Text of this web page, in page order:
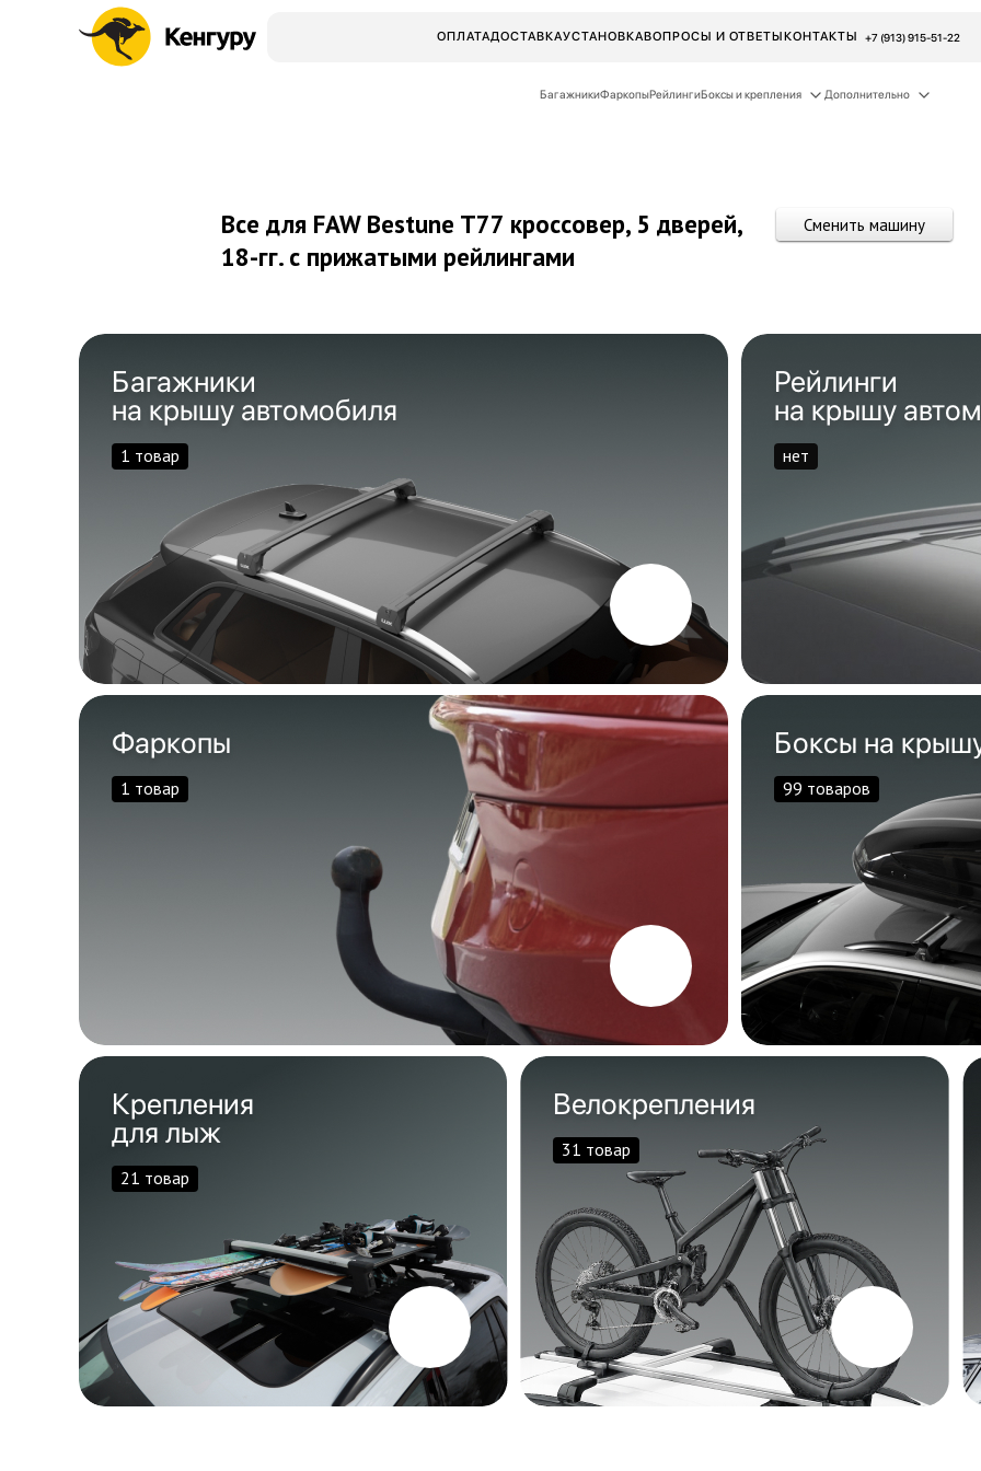
ОПЛАТАДОСТАВКАУСТАНОВКАВОПРОСЫ И ОТВЕТЫКОНТАКТЫ +7 (913) 915-51-22
БагажникиФаркопыРейлингиБоксы и крепления Дополнительно
Все для FAW Bestune T77 кроссовер, 5 дверей,
18-гг.с прижатыми рейлингами
Сменить машину
Багажники
на крышу автомобиля
1 товар
Рейлинги
на крышу
нет
Фаркопы
1 товар
Боксы на
99 товаров
Крепления
для лыж
21 товар
Велокрепления
31 товар